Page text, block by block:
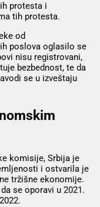
protesta i
tih protesta.
od
poslova oglasilo se
nisu registrovani,
bezbednost, te da
se u izveštaju
komisije, Srbija je
i ostvarila je
tržišne ekonomije.
se oporavi u 2021.